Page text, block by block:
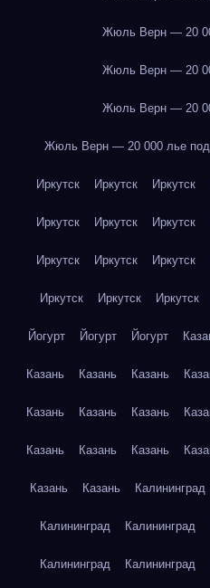
Жюль Верн — 20
Жюль Верн — 20
Жюль Верн — 20
Жюль Верн — 20 000 лье под
Иркутск Иркутск Иркутск
Иркутск Иркутск Иркутск
Иркутск Иркутск Иркутск
Иркутск Иркутск Иркутск
Йогурт Йогурт Йогурт
Казань Казань Казань
Казань Казань Казань
Казань Казань Казань
Казань Казань Калининград
Калининград Калининград
Калининград Калининград